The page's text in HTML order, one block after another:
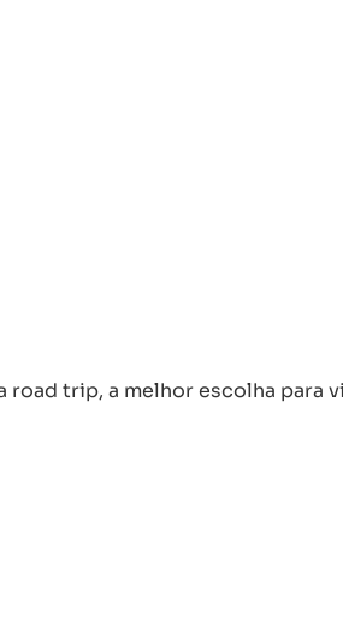
road trip, a melhor escolha para